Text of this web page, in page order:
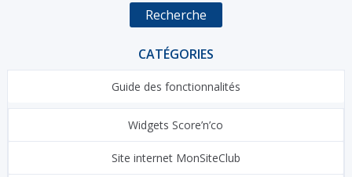
Recherche
CATÉGORIES
Guide des fonctionnalités
Widgets Score’n’co
Site internet MonSiteClub